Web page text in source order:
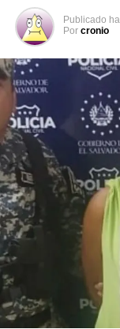
Comparte esto:
Me gusta esto:
Publicado
Por cronio